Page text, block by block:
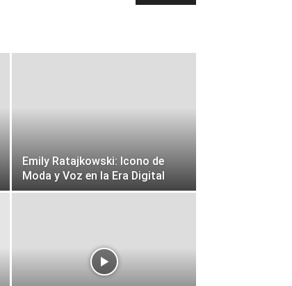
Emily Ratajkowski: Icono de
Moda y Voz en la Era Digital